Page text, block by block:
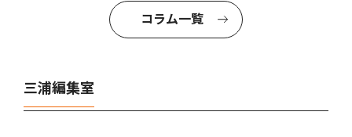
コラム一覧
三浦編集室